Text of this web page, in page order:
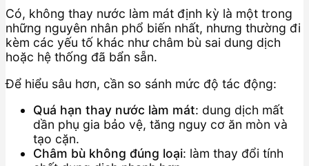
Có, không thay nước làm mát định kỳ là một trong
những nguyên nhân phổ biến nhất, nhưng thường đi
kèm các yếu tố khác như châm bù sai dung dịch
hoặc hệ thống đã bẩn sẵn.
Để hiểu sâu hơn, cần so sánh mức độ tác động:
Quá hạn thay nước làm mát: dung dịch mất
dần phụ gia bảo vệ, tăng nguy cơ ăn mòn và
tạo cặn.
Châm bù không đúng loại: làm thay đổi tính